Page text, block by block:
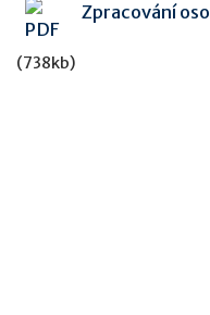
Zpracování
(738kb)